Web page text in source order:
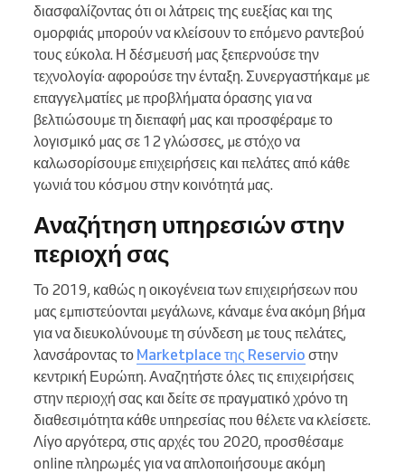
διασφαλίζοντας ότι οι λάτρεις της ευεξίας και της
ομορφιάς μπορούν να κλείσουν το επόμενο ραντεβού
τους εύκολα. Η δέσμευσή μας ξεπερνούσε την
τεχνολογία· αφορούσε την ένταξη. Συνεργαστήκαμε με
επαγγελματίες με προβλήματα όρασης για να
βελτιώσουμε τη διεπαφή μας και προσφέραμε το
λογισμικό μας σε 12 γλώσσες, με στόχο να
καλωσορίσουμε επιχειρήσεις και πελάτες από κάθε
γωνιά του κόσμου στην κοινότητά μας.
Αναζήτηση υπηρεσιών στην
περιοχή σας
Το 2019, καθώς η οικογένεια των επιχειρήσεων που
μας εμπιστεύονται μεγάλωνε, κάναμε ένα ακόμη βήμα
για να διευκολύνουμε τη σύνδεση με τους πελάτες,
λανσάροντας το Marketplace της Reservio στην
κεντρική Ευρώπη. Αναζητήστε όλες τις επιχειρήσεις
στην περιοχή σας και δείτε σε πραγματικό χρόνο τη
διαθεσιμότητα κάθε υπηρεσίας που θέλετε να κλείσετε.
Λίγο αργότερα, στις αρχές του 2020, προσθέσαμε
online πληρωμές για να απλοποιήσουμε ακόμη